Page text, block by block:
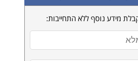
מידע נוסף ללא התחייבות: